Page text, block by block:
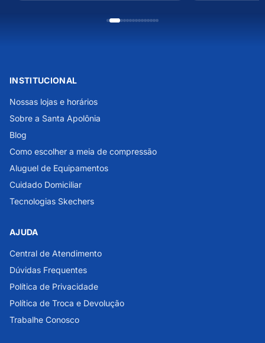
INSTITUCIONAL
Nossas lojas e horários
Sobre a Santa Apolônia
Blog
Como escolher a meia de compressão
Aluguel de Equipamentos
Cuidado Domiciliar
Tecnologias Skechers
AJUDA
Central de Atendimento
Dúvidas Frequentes
Política de Privacidade
Política de Troca e Devolução
Trabalhe Conosco